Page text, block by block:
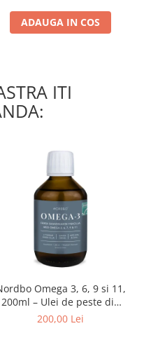
ADAUGA IN COS
ITI
Omega 3, 6, 9 si 11,
200ml – Ulei de peste din
pastrav danez (certificat
200,00 Lei